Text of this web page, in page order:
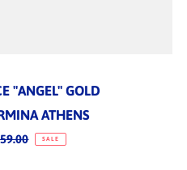
"ANGEL" GOLD
ATHENS
SALE